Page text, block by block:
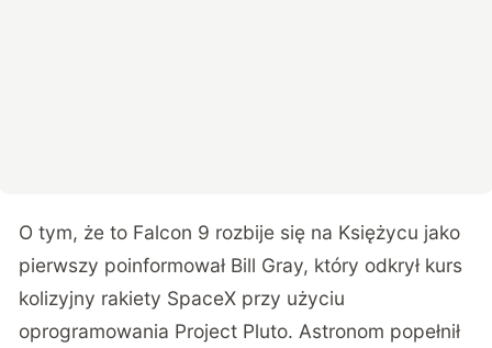
O tym, że to Falcon 9 rozbije się na Księżycu jako
pierwszy poinformował Bill Gray, który odkrył kurs
kolizyjny rakiety SpaceX przy użyciu
oprogramowania Project Pluto. Astronom popełnił